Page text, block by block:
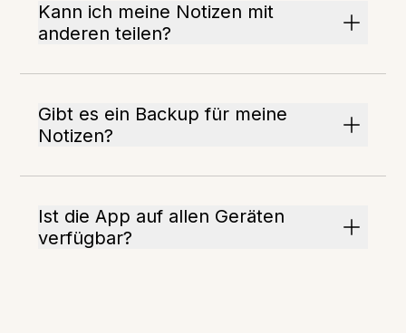
Kann ich meine Notizen mit
anderen teilen?
Gibt es ein Backup für meine
Notizen?
Ist die App auf allen Geräten
verfügbar?